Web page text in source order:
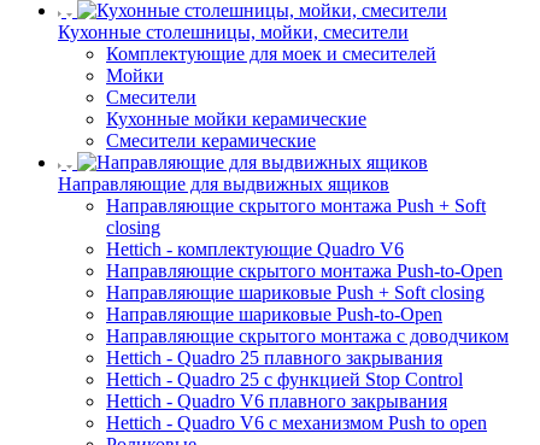
Кухонные столешницы, мойки, смесители
Комплектующие для моек и смесителей
Мойки
Смесители
Кухонные мойки керамические
Смесители керамические
Направляющие для выдвижных ящиков
Направляющие скрытого монтажа Push + Soft
closing
Hettich - комплектующие Quadro V6
Направляющие скрытого монтажа Push-to-Open
Направляющие шариковые Push + Soft closing
Направляющие шариковые Push-to-Open
Направляющие скрытого монтажа с доводчиком
Hettich - Quadro 25 плавного закрывания
Hettich - Quadro 25 с функцией Stop Control
Hettich - Quadro V6 плавного закрывания
Hettich - Quadro V6 с механизмом Push to open